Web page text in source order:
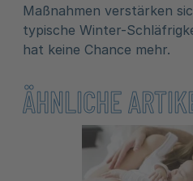
Maßnahmen verstärken
typische Winter-
hat keine Chance mehr.
ÄHNLICHE